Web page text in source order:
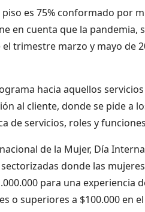
es 75% conformado por
en cuenta que la
trimestre marzo y mayo de
hacia aquellos
al cliente, donde se pide a
de servicios, roles y
de la Mujer, Día
donde las
para una experiencia
o superiores a $100.000 en